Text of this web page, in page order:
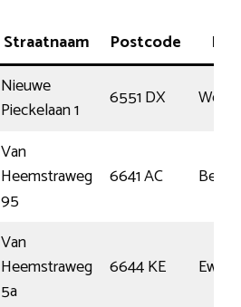
Straatnaam Postcode
Nieuwe
Pieckelaan 1
6551 DX Weurt
Van
Heemstraweg
95
6641 AC
Van
Heemstraweg
5a
6644 KE Ewijk